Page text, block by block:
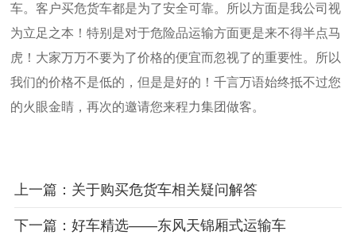
车。客户买危货车都是为了安全可靠。所以方面是我公司视
为立足之本！特别 是对于危险品运输方面更是来不得半点马
虎！大家万万不要为了价格的便宜而忽视了的重要性。所以
我们的价格不是低的，但是是好的！千言万语始终抵不过您
的火眼金睛，再次的邀请您来程力集团做客。
上一篇：关于购买危货车相关疑问解答
下一篇：好车精选——东风天锦厢式运输车